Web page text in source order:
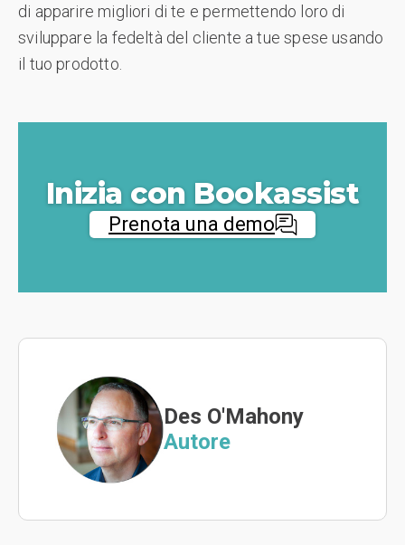
di apparire migliori di te e permettendo loro di
sviluppare la fedeltà del cliente a tue spese usando
il tuo prodotto.
Inizia con Bookassist
Prenota una demo
Des O'Mahony
Autore